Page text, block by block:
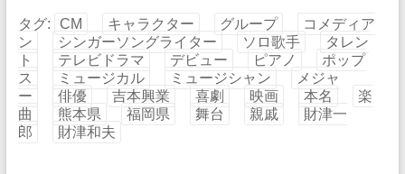
タグ: CM キャラクター グループ
コメディア
ン
シンガーソングライター ソロ歌手
タレン
ト
テレビドラマ デビュー ピアノ
ポップ
ス
ミュージカル ミュージシャン
メジャ
ー
俳優 吉本興業 喜劇 映画 本名
楽
曲
熊本県 福岡県 舞台 親戚
財津一
郎
財津和夫